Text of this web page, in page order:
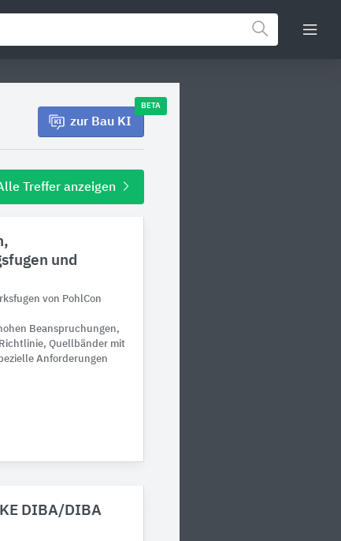
zur Bau KI
BETA
Treffer anzeigen
und
von PohlCon
Beanspruchungen,
Quellbänder mit
Anforderungen
DIBA/DIBA